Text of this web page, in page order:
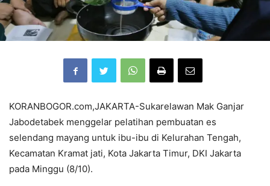
KORANBOGOR.com,JAKARTA-Sukarelawan Mak Ganjar
Jabodetabek menggelar pelatihan pembuatan es
selendang mayang untuk ibu-ibu di Kelurahan Tengah,
Kecamatan Kramat jati, Kota Jakarta Timur, DKI Jakarta
pada Minggu (8/10).